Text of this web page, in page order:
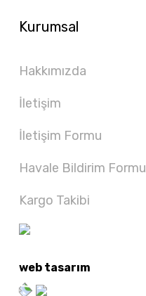
Kurumsal
Hakkımızda
İletişim
İletişim Formu
Havale Bildirim Formu
Kargo Takibi
web tasarım